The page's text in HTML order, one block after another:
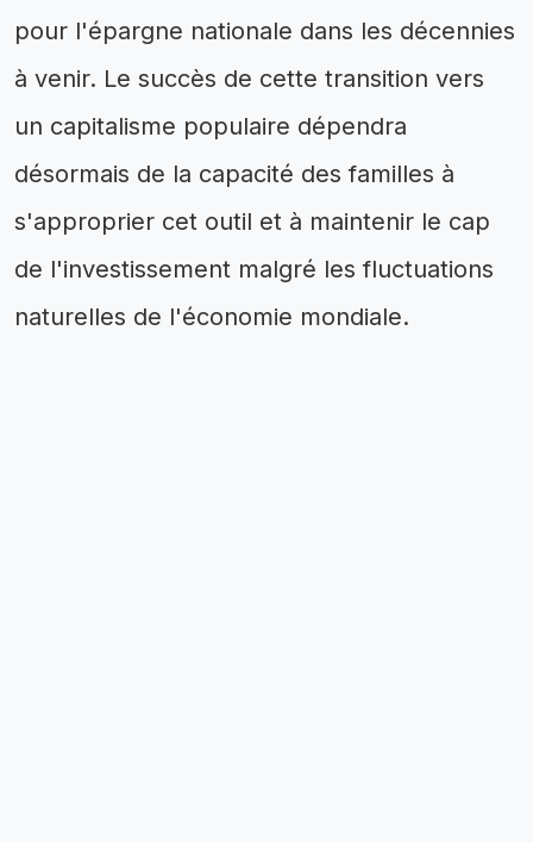
pour l'épargne nationale dans les décennies
à venir. Le succès de cette transition vers
un capitalisme populaire dépendra
désormais de la capacité des familles à
s'approprier cet outil et à maintenir le cap
de l'investissement malgré les fluctuations
naturelles de l'économie mondiale.